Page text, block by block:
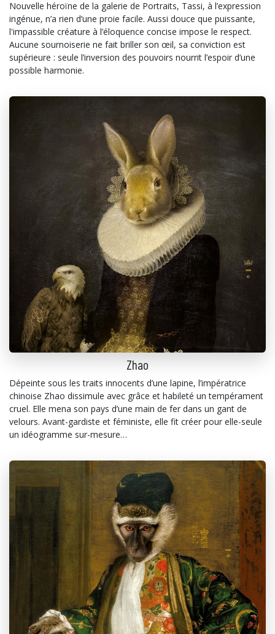
Nouvelle héroïne de la galerie de Portraits, Tassi, à l’expression
ingénue, n’a rien d’une proie facile. Aussi douce que puissante,
l'impassible créature à l’éloquence concise impose le respect.
Aucune sournoiserie ne fait briller son œil, sa conviction est
supérieure : seule l’inversion des pouvoirs nourrit l’espoir d’une
possible harmonie.
Zhao
Dépeinte sous les traits innocents d’une lapine, l’impératrice
chinoise Zhao dissimule avec grâce et habileté un tempérament
cruel. Elle mena son pays d’une main de fer dans un gant de
velours. Avant-gardiste et féministe, elle fit créer pour elle-seule
un idéogramme sur-mesure…